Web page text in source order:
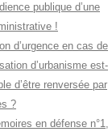
publique d’une
!
d’urgence en cas de
d’urbanisme est-
d’être renversée par
?
en défense n°1,